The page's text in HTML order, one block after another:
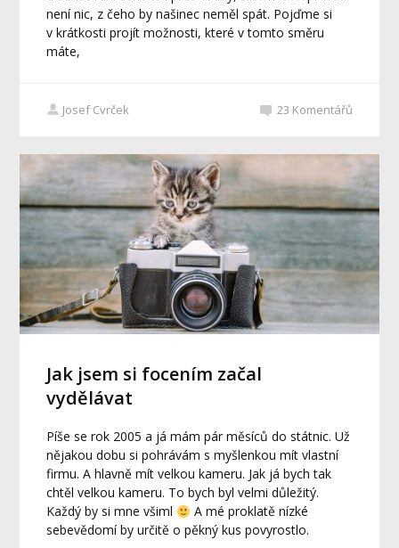
není nic, z čeho by našinec neměl spát. Pojďme si
v krátkosti projít možnosti, které v tomto směru
máte,
Josef Cvrček 23 Komentářů
Jak jsem si focením začal
vydělávat
Píše se rok 2005 a já mám pár měsíců do státnic. Už
nějakou dobu si pohrávám s myšlenkou mít vlastní
firmu. A hlavně mít velkou kameru. Jak já bych tak
chtěl velkou kameru. To bych byl velmi důležitý.
Každý by si mne všiml
A mé proklatě nízké
sebevědomí by určitě o pěkný kus povyrostlo.